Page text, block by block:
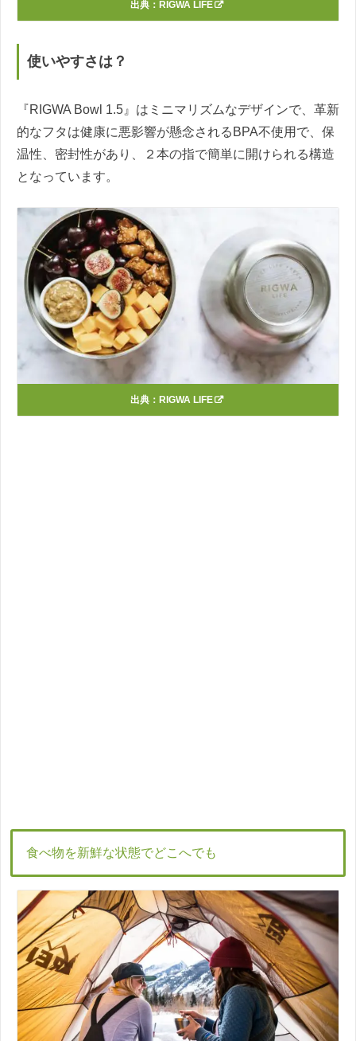
出典： RIGWA LIFE
使いやすさは？
『RIGWA Bowl 1.5』はミニマリズムなデザインで、革新
的なフタは健康に悪影響が懸念されるBPA不使用で、保
温性、密封性があり、２本の指で簡単に開けられる構造
となっています。
出典： RIGWA LIFE
食べ物を新鮮な状態でどこへでも